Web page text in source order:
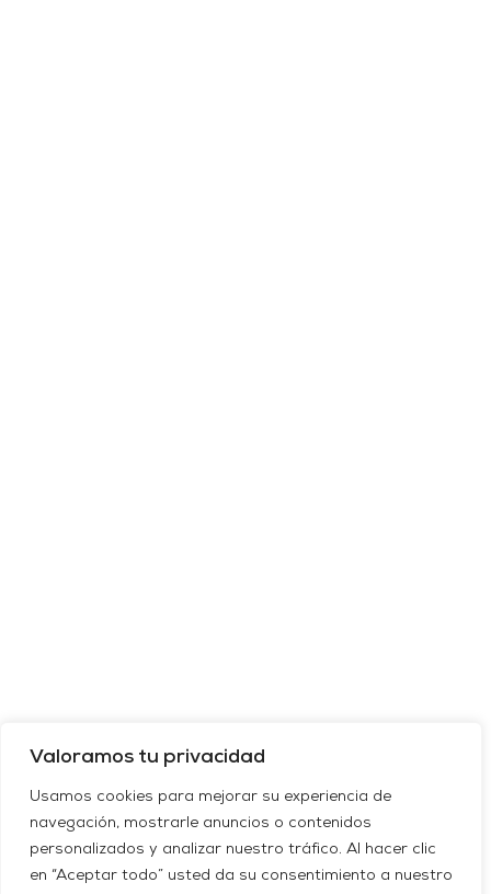
Valoramos tu privacidad
Usamos cookies para mejorar su experiencia de
navegación, mostrarle anuncios o contenidos
personalizados y analizar nuestro tráfico. Al hacer clic
en “Aceptar todo” usted da su consentimiento a nuestro